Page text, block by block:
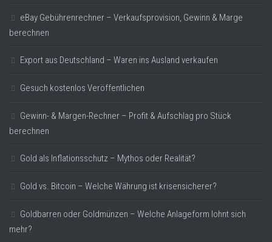
eBay Gebührenrechner – Verkaufsprovision, Gewinn & Marge
berechnen
Export aus Deutschland – Waren ins Ausland verkaufen
Gesuch kostenlos Veröffentlichen
Gewinn- & Margen-Rechner – Profit & Aufschlag pro Stück
berechnen
Gold als Inflationsschutz – Mythos oder Realität?
Gold vs. Bitcoin – Welche Währung ist krisensicherer?
Goldbarren oder Goldmünzen – Welche Anlageform lohnt sich
mehr?